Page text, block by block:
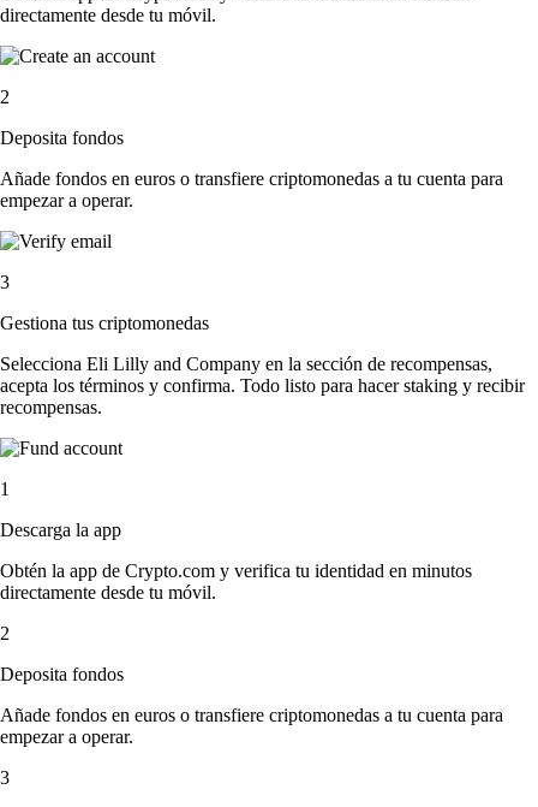
directamente desde tu móvil.
2
Deposita fondos
Añade fondos en euros o transfiere criptomonedas a tu cuenta para
empezar a operar.
3
Gestiona tus criptomonedas
Selecciona Eli Lilly and Company en la sección de recompensas,
acepta los términos y confirma. Todo listo para hacer staking y recibir
recompensas.
1
Descarga la app
Obtén la app de Crypto.com y verifica tu identidad en minutos
directamente desde tu móvil.
2
Deposita fondos
Añade fondos en euros o transfiere criptomonedas a tu cuenta para
empezar a operar.
3